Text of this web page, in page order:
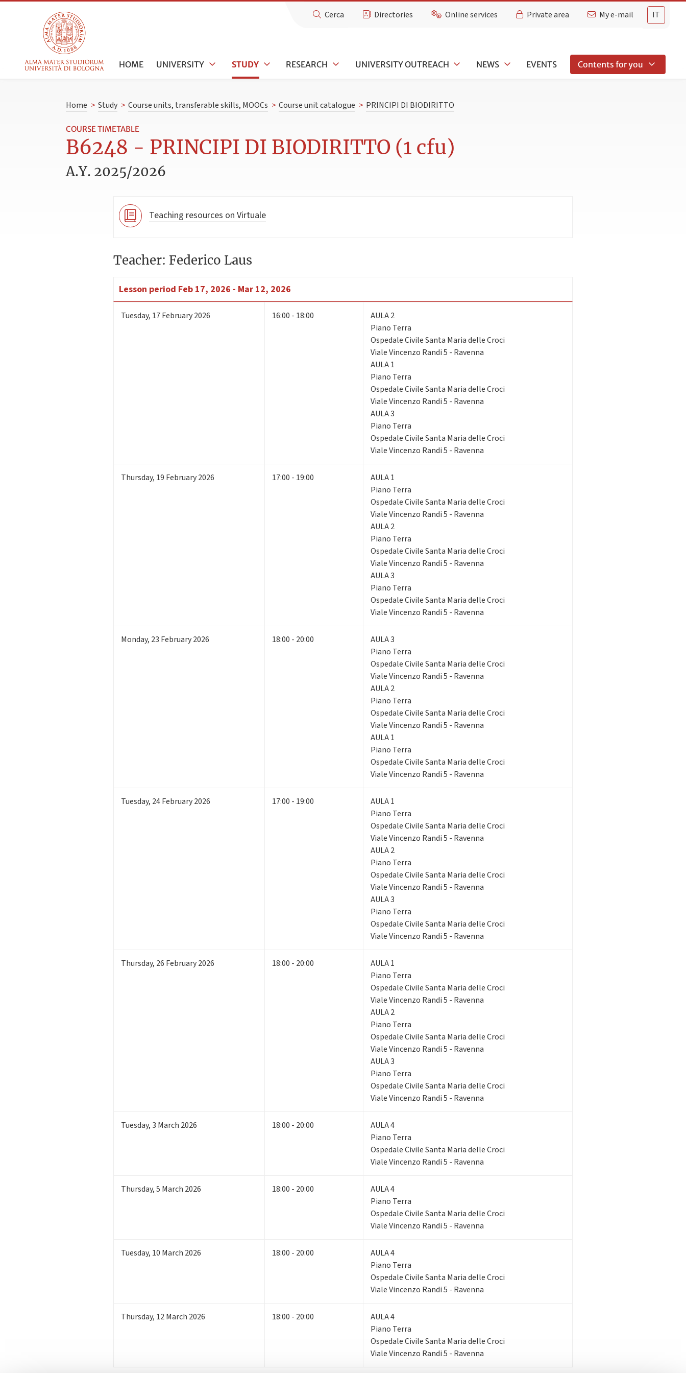
IT
Cerca Directories Online services Private area My e-mail
HOME UNIVERSITY STUDY RESEARCH UNIVERSITY OUTREACH NEWS EVENTS Contents for you
Home > Study > Course units, transferable skills, MOOCs > Course unit catalogue > PRINCIPI DI BIODIRITTO
COURSE TIMETABLE
B6248 - PRINCIPI DI BIODIRITTO (1 cfu)
A.Y. 2025/2026
Teaching resources on Virtuale
Teacher: Federico Laus
Lesson period Feb 17, 2026 - Mar 12, 2026
Tuesday, 17February 2026 16:00 - 18:00
AULA 2
Piano Terra
Ospedale Civile Santa Maria delle Croci
Viale Vincenzo Randi 5 - Ravenna
AULA 1
Piano Terra
Ospedale Civile Santa Maria delle Croci
Viale Vincenzo Randi 5 - Ravenna
AULA 3
Piano Terra
Ospedale Civile Santa Maria delle Croci
Viale Vincenzo Randi 5 - Ravenna
Thursday, 19 February 2026 17:00 - 19:00
AULA 1
Piano Terra
Ospedale Civile Santa Maria delle Croci
Viale Vincenzo Randi 5 - Ravenna
AULA 2
Piano Terra
Ospedale Civile Santa Maria delle Croci
Viale Vincenzo Randi 5 - Ravenna
AULA 3
Piano Terra
Ospedale Civile Santa Maria delle Croci
Viale Vincenzo Randi 5 - Ravenna
Monday, 23 February 2026 18:00 - 20:00
AULA 3
Piano Terra
Ospedale Civile Santa Maria delle Croci
Viale Vincenzo Randi 5 - Ravenna
AULA 2
Piano Terra
Ospedale Civile Santa Maria delle Croci
Viale Vincenzo Randi 5 - Ravenna
AULA 1
Piano Terra
Ospedale Civile Santa Maria delle Croci
Viale Vincenzo Randi 5 - Ravenna
Tuesday, 24February 2026 17:00 - 19:00
AULA 1
Piano Terra
Ospedale Civile Santa Maria delle Croci
Viale Vincenzo Randi 5 - Ravenna
AULA 2
Piano Terra
Ospedale Civile Santa Maria delle Croci
Viale Vincenzo Randi 5 - Ravenna
AULA 3
Piano Terra
Ospedale Civile Santa Maria delle Croci
Viale Vincenzo Randi 5 - Ravenna
Thursday, 26 February 2026 18:00 - 20:00
AULA 1
Piano Terra
Ospedale Civile Santa Maria delle Croci
Viale Vincenzo Randi 5 - Ravenna
AULA 2
Piano Terra
Ospedale Civile Santa Maria delle Croci
Viale Vincenzo Randi 5 - Ravenna
AULA 3
Piano Terra
Ospedale Civile Santa Maria delle Croci
Viale Vincenzo Randi 5 - Ravenna
Tuesday,3 March 2026 18:00 - 20:00
AULA 4
Piano Terra
Ospedale Civile Santa Maria delle Croci
Viale Vincenzo Randi 5 - Ravenna
Thursday,5 March 2026 18:00 - 20:00
AULA 4
Piano Terra
Ospedale Civile Santa Maria delle Croci
Viale Vincenzo Randi 5 - Ravenna
Tuesday, 10 March 2026 18:00 - 20:00
AULA 4
Piano Terra
Ospedale Civile Santa Maria delle Croci
Viale Vincenzo Randi 5 - Ravenna
Thursday, 12March 2026 18:00 - 20:00
AULA 4
Piano Terra
Ospedale Civile Santa Maria delle Croci
Viale Vincenzo Randi 5 - Ravenna